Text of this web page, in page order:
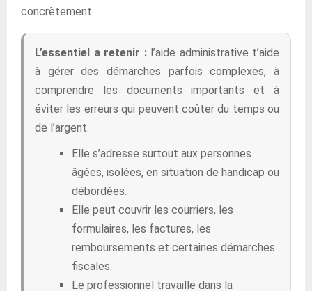
concrètement.
L’essentiel a retenir :l’aide administrative t’aide
à gérer des démarches parfois complexes, à
comprendre les documents importants et à
éviter les erreurs qui peuvent coûter du temps ou
de l’argent.
Elle s’adresse surtout aux personnes
âgées, isolées, en situation de handicap ou
débordées.
Elle peut couvrir les courriers, les
formulaires, les factures, les
remboursements et certaines démarches
fiscales.
Le professionnel travaille dans la